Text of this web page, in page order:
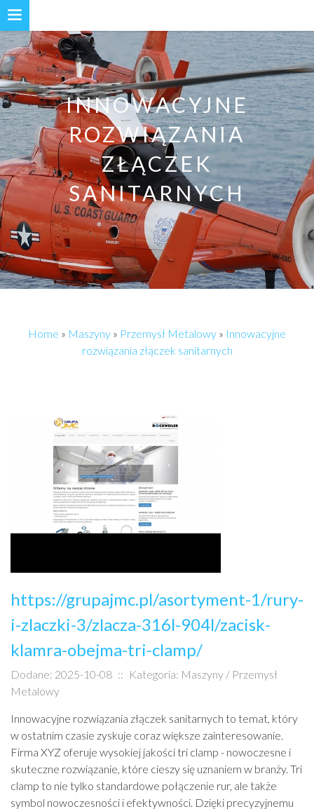
INNOWACYJNE
ROZWIĄZANIA
ZŁĄCZEK
SANITARNYCH
Home » Maszyny » Przemysł Metalowy » Innowacyjne
rozwiązania złączek sanitarnych
https://grupajmc.pl/asortyment-1/rury-
i-zlaczki-3/zlacza-316l-904l/zacisk-
klamra-obejma-tri-clamp/
Dodane: 2025-10-08 :: Kategoria: Maszyny / Przemysł
Metalowy
Innowacyjne rozwiązania złączek sanitarnych to temat, który
w ostatnim czasie zyskuje coraz większe zainteresowanie.
Firma XYZ oferuje wysokiej jakości tri clamp - nowoczesne i
skuteczne rozwiązanie, które cieszy się uznaniem w branży. Tri
clamp to nie tylko standardowe połączenie rur, ale także
symbol nowoczesności i efektywności. Dzięki precyzyjnemu